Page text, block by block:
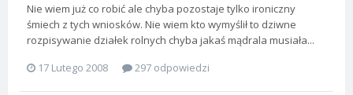
Nie wiem już co robić ale chyba pozostaje tylko ironiczny
śmiech z tych wniosków. Nie wiem kto wymyślił to dziwne
rozpisywanie działek rolnych chyba jakaś mądrala musiała...
17 Lutego 2008
297 odpowiedzi